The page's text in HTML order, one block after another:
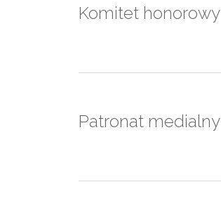
Komitet honorowy
Patronat medialny